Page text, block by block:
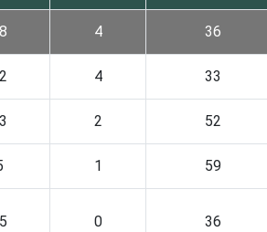
4 36
4 33
2 52
1 59
0 36